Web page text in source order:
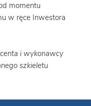
momentu
w ręce Inwestora
i wykonawcy
szkieletu